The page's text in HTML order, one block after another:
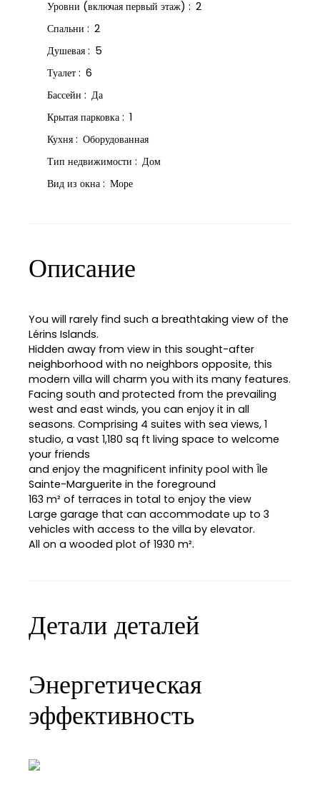
Уровни (включая первый этаж) : 2
Спальни : 2
Душевая : 5
Туалет : 6
Бассейн : Да
Крытая парковка : 1
Кухня : Оборудованная
Тип недвижимости : Дом
Вид из окна : Море
Описание
You will rarely find such a breathtaking view of the
Lérins Islands.
Hidden away from view in this sought-after
neighborhood with no neighbors opposite, this
modern villa will charm you with its many features.
Facing south and protected from the prevailing
west and east winds, you can enjoy it in all
seasons. Comprising 4 suites with sea views, 1
studio, a vast 1,180 sq ft living space to welcome
your friends
and enjoy the magnificent infinity pool with Île
Sainte-Marguerite in the foreground
163 m² of terraces in total to enjoy the view
Large garage that can accommodate up to 3
vehicles with access to the villa by elevator.
All on a wooded plot of 1930 m².
Детали деталей
Энергетическая
эффективность